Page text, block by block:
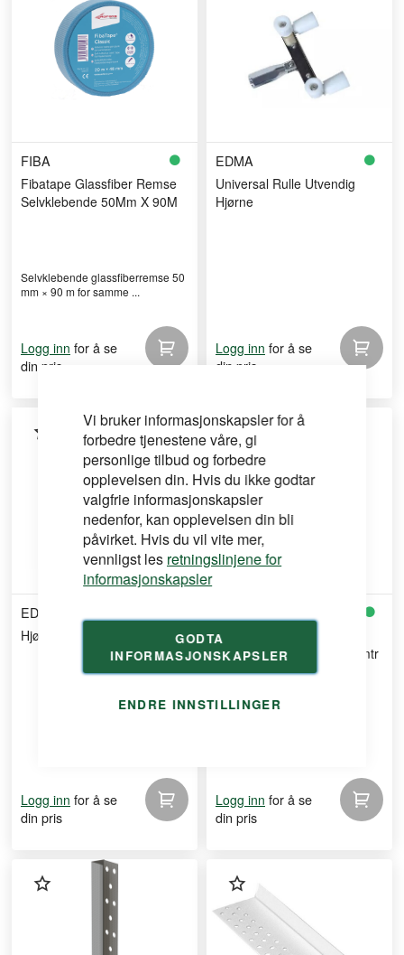
Vi bruker informasjonskapsler for å
forbedre tjenestene våre, gi
personlige tilbud og forbedre
opplevelsen din. Hvis du ikke godtar
valgfrie informasjonskapsler
nedenfor, kan opplevelsen din bli
påvirket. Hvis du vil vite mer,
vennligst les retningslinjene for
informasjonskapsler
GODTA
INFORMASJONSKAPSLER
ENDRE INNSTILLINGER
FIBA
Fibatape Glassfiber Remse
Selvklebende 50Mm X 90M
Selvklebende glassfiberremse 50
mm × 90 m for samme ...
Logg inn for å se
din pris
EDMA
Universal Rulle Utvendig
Hjørne
Logg inn for å se
din pris
EDMA
Hjørnerulle innvendig
Logg inn for å se
din pris
Tape arch-flex
15mb/87mm/0,9mm 16.5mtr
Logg inn for å se
din pris